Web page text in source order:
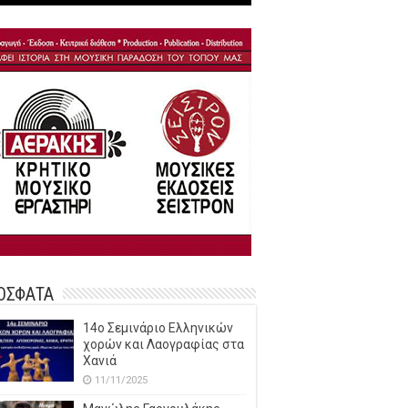
14o Σεμινάριο Ελληνικών
χορών και Λαογραφίας στα
Χανιά
11/11/2025